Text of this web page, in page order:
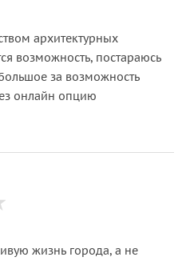
архитектурных
возможность, постараюсь
за возможность
онлайн опцию
жизнь города, а не